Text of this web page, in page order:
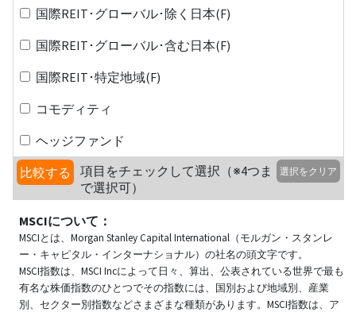
国際REIT･グローバル･除く日本(F)
国際REIT･グローバル･含む日本(F)
国際REIT･特定地域(F)
コモディティ
ヘッジファンド
比較する
項目をチェックして選択（※4つま
で選択可）
選択をクリア
MSCIについて：
MSCIとは、Morgan Stanley Capital International（モルガン・スタンレ
ー・キャピタル・インターナショナル）の社名の頭文字です。
MSCI指数は、MSCI Incによって日々、算出、公表されている世界で最も
有名な株価指数のひとつでその指数には、国別および地域別、産業
別、セクター別指数などさまざまな種類があります。MSCI指数は、ア